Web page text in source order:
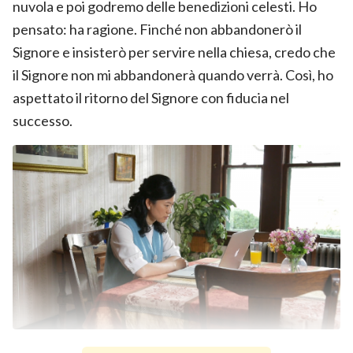
nuvola e poi godremo delle benedizioni celesti. Ho
pensato: ha ragione. Finché non abbandonerò il
Signore e insisterò per servire nella chiesa, credo che
il Signore non mi abbandonerà quando verrà. Così, ho
aspettato il ritorno del Signore con fiducia nel
successo.